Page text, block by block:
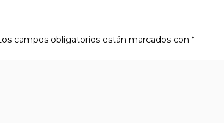
campos obligatorios están marcados con *